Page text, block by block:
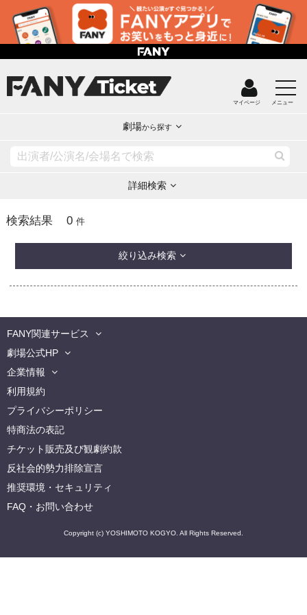
マイページ メニュー
劇場から探す
詳細検索
検索結果 0 件
絞り込み検索
FANY関連サービス
劇場公式HP
企業情報
利用規約
プライバシーポリシー
特商法の表記
チケット販売及び観劇約款
反社会的勢力排除宣言
推奨環境・セキュリティ
FAQ・お問い合わせ
Copyright (c) YOSHIMOTO KOGYO. All Rights Reserved.